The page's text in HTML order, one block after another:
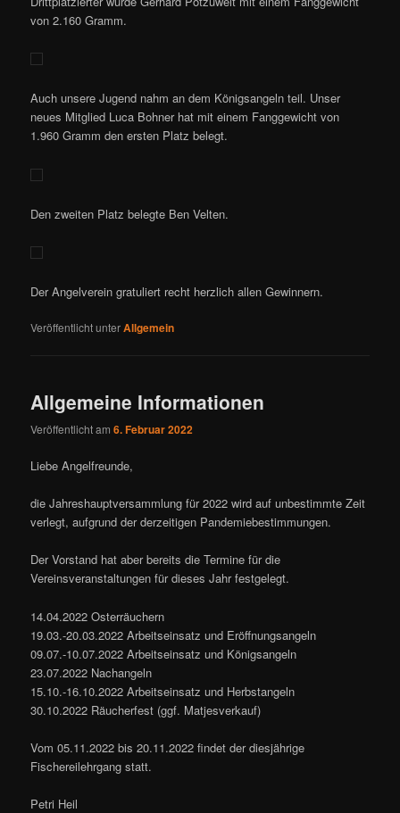
von 2.160 Gramm.
Auch unsere Jugend nahm an dem Königsangeln teil. Unser
neues Mitglied Luca Bohner hat mit einem Fanggewicht von
1.960 Gramm den ersten Platz belegt.
Den zweiten Platz belegte Ben Velten.
Der Angelverein gratuliert recht herzlich allen Gewinnern.
Veröffentlicht unterAllgemein
Allgemeine Informationen
Veröffentlicht am6. Februar 2022
Liebe Angelfreunde,
die Jahreshauptversammlung für 2022 wird auf unbestimmte Zeit
verlegt, aufgrund der derzeitigen Pandemiebestimmungen.
Der Vorstand hat aber bereits die Termine für die
Vereinsveranstaltungen für dieses Jahr festgelegt.
14.04.2022 Osterräuchern
19.03.-20.03.2022 Arbeitseinsatz und Eröffnungsangeln
09.07.-10.07.2022 Arbeitseinsatz und Königsangeln
23.07.2022 Nachangeln
15.10.-16.10.2022 Arbeitseinsatz und Herbstangeln
30.10.2022 Räucherfest (ggf. Matjesverkauf)
Vom 05.11.2022 bis 20.11.2022 findet der diesjährige
Fischereilehrgang statt.
Petri Heil